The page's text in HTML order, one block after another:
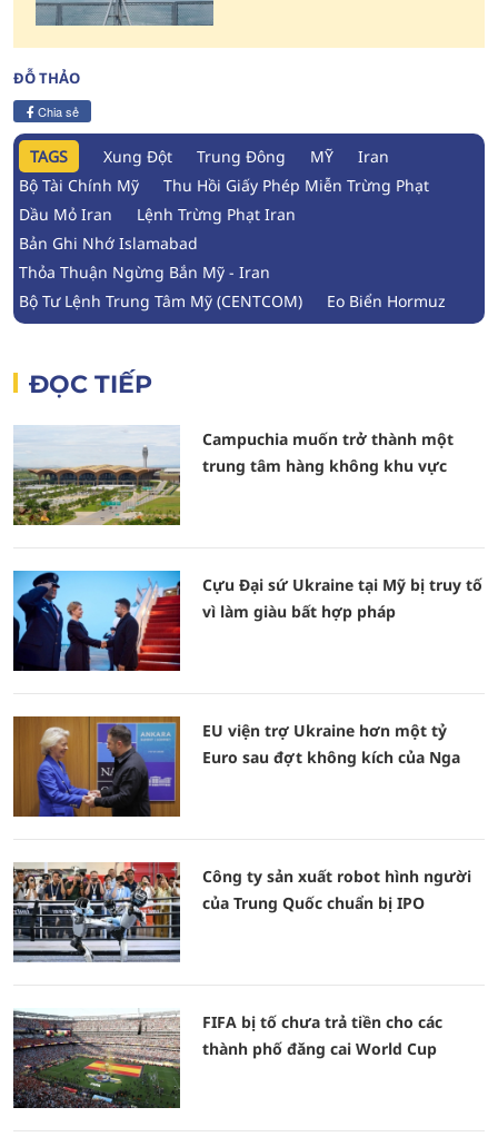
ĐỖ THẢO
Chia sẻ
TAGS Xung Đột Trung Đông MỸ
Iran
Bộ Tài Chính Mỹ
Thu Hồi Giấy Phép Miễn Trừng Phạt
Dầu Mỏ Iran
Lệnh Trừng Phạt Iran
Bản Ghi Nhớ Islamabad
Thỏa Thuận Ngừng Bắn Mỹ - Iran
Bộ Tư Lệnh Trung Tâm Mỹ (CENTCOM)
Eo Biển Hormuz
ĐỌC TIẾP
Campuchia muốn trở thành một
trung tâm hàng không khu vực
Cựu Đại sứ Ukraine tại Mỹ bị truy tố
vì làm giàu bất hợp pháp
EU viện trợ Ukraine hơn một tỷ
Euro sau đợt không kích của Nga
Công ty sản xuất robot hình người
của Trung Quốc chuẩn bị IPO
FIFA bị tố chưa trả tiền cho các
thành phố đăng cai World Cup